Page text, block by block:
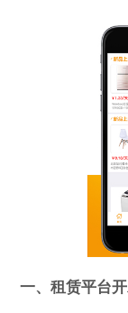
一、租赁平台